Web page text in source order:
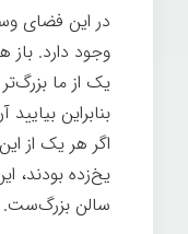
وجود دارد. باز
یک از ما
بنابراین
یخ‌زده بودند،
سالن بزرگ‌ست.